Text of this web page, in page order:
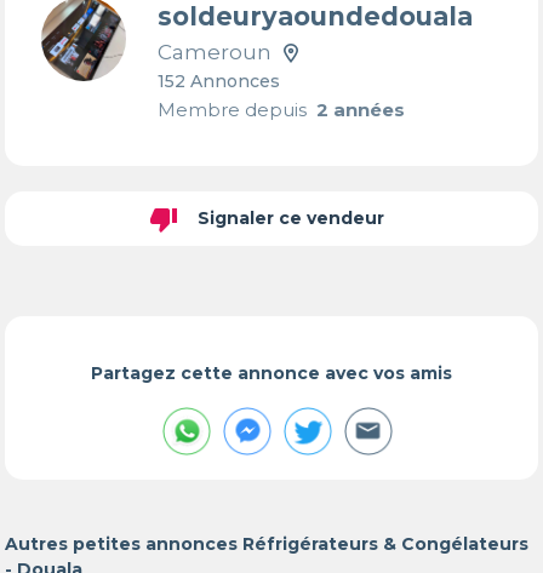
soldeuryaoundedouala
Cameroun
152 Annonces
Membre depuis2 années
thumb_down Signaler ce vendeur
Partagez cette annonce avec vos amis
Autres petites annonces Réfrigérateurs & Congélateurs